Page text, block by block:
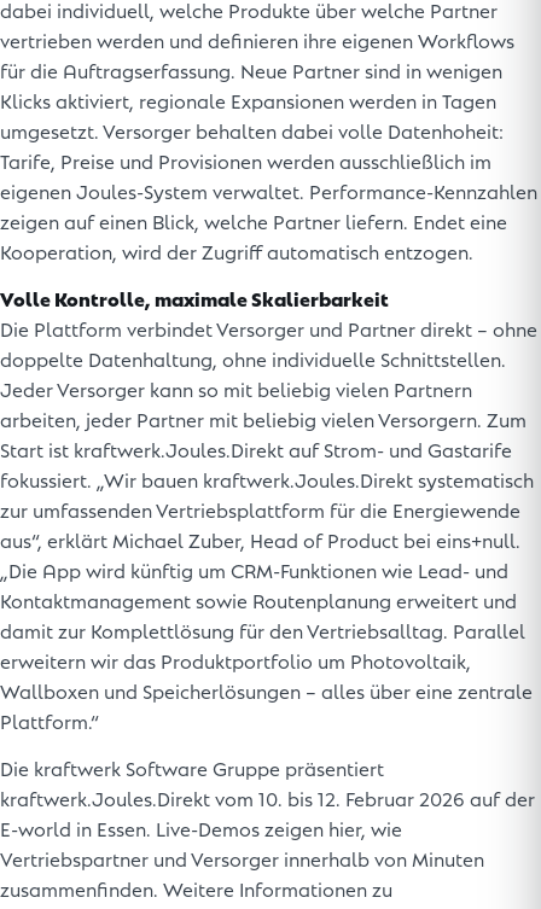
dabei individuell, welche Produkte über welche Partner
vertrieben werden und definieren ihre eigenen Workflows
für die Auftragserfassung. Neue Partner sind in wenigen
Klicks aktiviert, regionale Expansionen werden in Tagen
umgesetzt. Versorger behalten dabei volle Datenhoheit:
Tarife, Preise und Provisionen werden ausschließlich im
eigenen Joules-System verwaltet. Performance-Kennzahlen
zeigen auf einen Blick, welche Partner liefern. Endet eine
Kooperation, wird der Zugriff automatisch entzogen.
Volle Kontrolle, maximale Skalierbarkeit
Die Plattform verbindet Versorger und Partner direkt – ohne
doppelte Datenhaltung, ohne individuelle Schnittstellen.
Jeder Versorger kann so mit beliebig vielen Partnern
arbeiten, jeder Partner mit beliebig vielen Versorgern. Zum
Start ist kraftwerk.Joules.Direkt auf Strom- und Gastarife
fokussiert. „Wir bauen kraftwerk.Joules.Direkt systematisch
zur umfassenden Vertriebsplattform für die Energiewende
aus“, erklärt Michael Zuber, Head of Product bei eins+null.
„Die App wird künftig um CRM-Funktionen wie Lead- und
Kontaktmanagement sowie Routenplanung erweitert und
damit zur Komplettlösung für den Vertriebsalltag. Parallel
erweitern wir das Produktportfolio um Photovoltaik,
Wallboxen und Speicherlösungen – alles über eine zentrale
Plattform.“
Die kraftwerk Software Gruppe präsentiert
kraftwerk.Joules.Direkt vom 10. bis 12. Februar 2026 auf der
E-world in Essen. Live-Demos zeigen hier, wie
Vertriebspartner und Versorger innerhalb von Minuten
zusammenfinden. Weitere Informationen zu